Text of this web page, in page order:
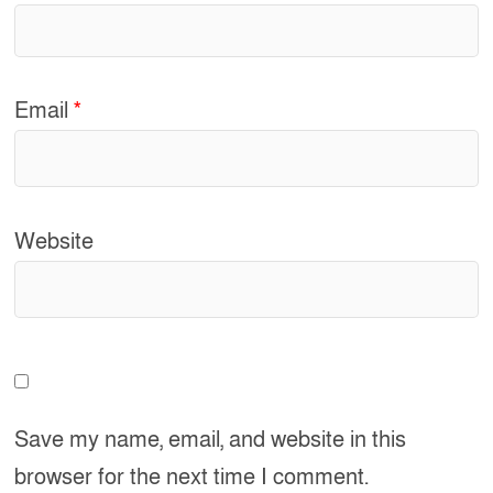
Email*
Website
Save my name, email, and website in this
browser for the next time I comment.